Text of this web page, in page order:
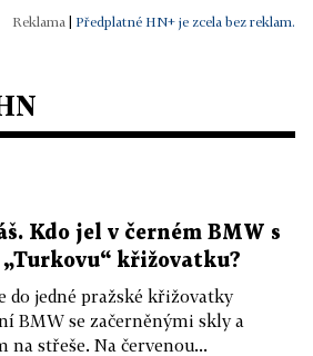
Předplatné HN+ je zcela bez reklam.
Kdo jel v černém BMW s
křižovatku?
do jedné pražské křižovatky
BMW se začerněnými skly a
střeše. Na červenou...